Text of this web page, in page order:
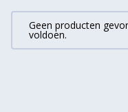
Geen producten
voldoen.